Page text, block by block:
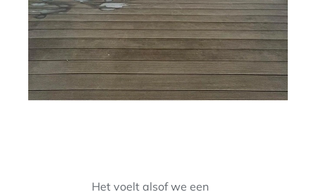
Het voelt alsof we een